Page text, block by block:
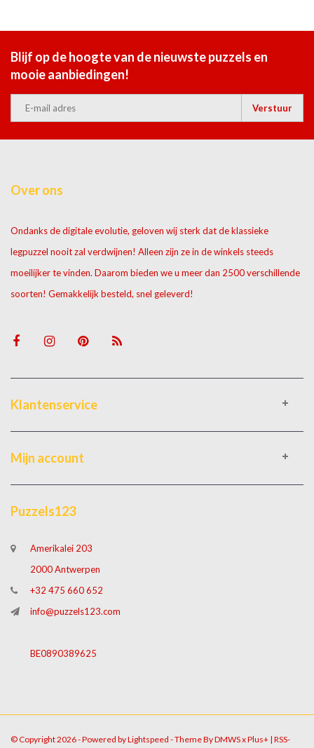
Blijf op de hoogte van de nieuwste puzzels en
mooie aanbiedingen!
Verstuur
Over ons
Ondanks de digitale evolutie, geloven wij sterk dat de klassieke
legpuzzel nooit zal verdwijnen! Alleen zijn ze in de winkels steeds
moeilijker te vinden. Daarom bieden we u meer dan 2500 verschillende
soorten! Gemakkelijk besteld, snel geleverd!
Klantenservice
Mijn account
Puzzels123
Amerikalei 203
2000 Antwerpen
+32 475 660 652
info@puzzels123.com
BE0890389625
© Copyright 2026 - Powered byLightspeed - Theme ByDMWSxPlus+ | RSS-